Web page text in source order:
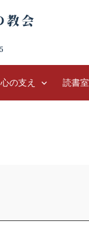
心の支え 読書室